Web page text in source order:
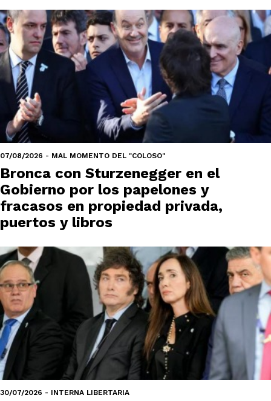
07/08/2026 - MAL MOMENTO DEL "COLOSO"
Bronca con Sturzenegger en el
Gobierno por los papelones y
fracasos en propiedad privada,
puertos y libros
30/07/2026 - INTERNA LIBERTARIA